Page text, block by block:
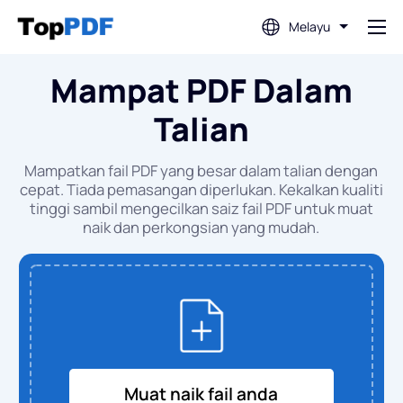
Melayu
Edit PDF
Gabungkan PDF
Pisahkan PDF
Mampatkan PDF
Tukar Daripada PDF
Mampat PDF Dalam
Talian
Mampatkan fail PDF yang besar dalam talian dengan
cepat. Tiada pemasangan diperlukan. Kekalkan kualiti
tinggi sambil mengecilkan saiz fail PDF untuk muat
naik dan perkongsian yang mudah.
Muat naik fail anda